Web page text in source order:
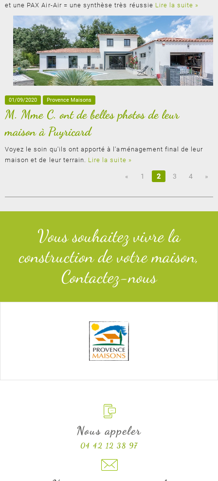
et une PAX Air-Air = une synthèse très réussie Lire la suite »
01/09/2020 Provence Maisons
M. Mme C. ont de belles photos de leur
maison à Puyricard
Voyez le soin qu'ils ont apporté à l'aménagement final de leur
maison et de leur terrain. Lire la suite »
« 1 2 3 4 »
Vous souhaitez vivre la
construction de votre maison,
Contactez-nous
Nous appeler
04 42 12 38 97